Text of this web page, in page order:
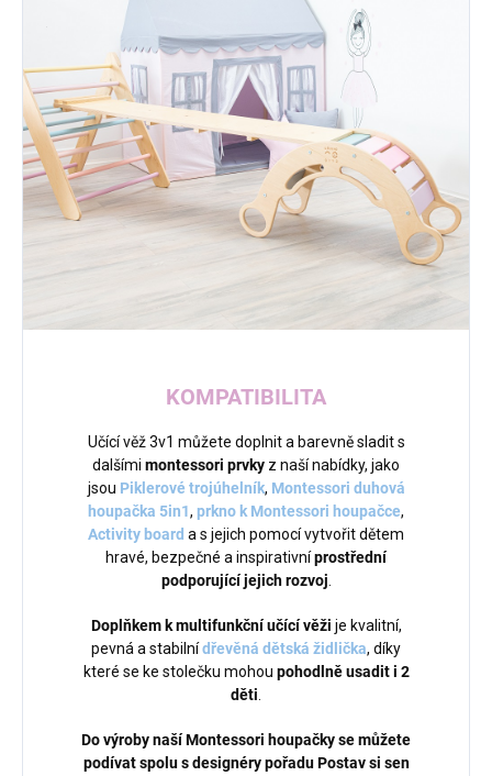
KOMPATIBILITA
Učící věž 3v1 můžete doplnit a barevně sladit s
dalšími montessori prvky z naší nabídky, jako
jsou Piklerové trojúhelník, Montessori duhová
houpačka 5in1, prkno k Montessori houpačce,
Activity board a s jejich pomocí vytvořit dětem
hravé, bezpečné a inspirativníprostřední
podporující jejich rozvoj.
Doplňkem k multifunkční učící věži je kvalitní,
pevná a stabilnídřevěná dětská židlička, díky
které se ke stolečku mohou pohodlně usadit i 2
děti.
Do výroby naší Montessori houpačky se můžete
podívat spolu s designéry pořadu Postav si sen